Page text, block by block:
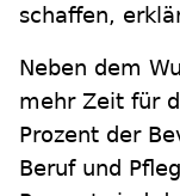
schaffen,
Neben dem
mehr Zeit für
Prozent der
Beruf und